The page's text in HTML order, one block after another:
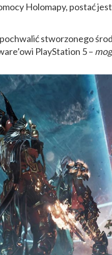
Holomapy, postać
stworzonego
PlayStation 5 –